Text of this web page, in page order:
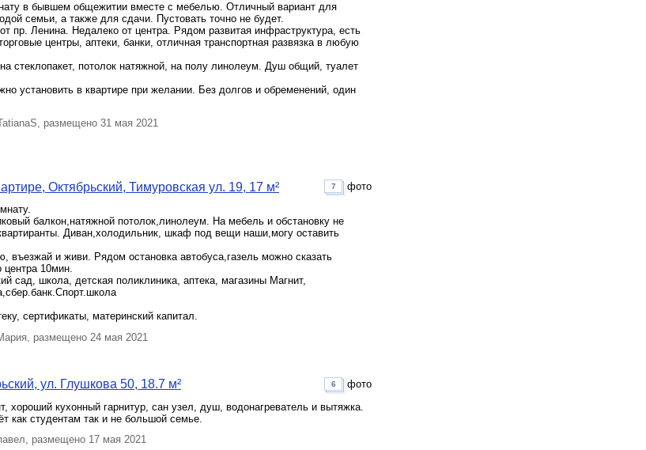
в бывшем общежитии вместе с мебелью. Отличный вариант для
семьи, а также для сдачи. Пустовать точно не будет.
пр. Ленина. Недалеко от центра. Рядом развитая инфраструктура, есть
центры, аптеки, банки, отличная транспортная развязка в любую
стеклопакет, потолок натяжной, на полу линолеум. Душ общий, туалет
установить в квартире при желании. Без долгов и обременений, один
размещено 31 мая 2021
Октябрьский, Тимуровская ул. 19, 17 м²
балкон,натяжной потолок,линолеум. На мебель и обстановку не
Диван,холодильник, шкаф под вещи наши,могу оставить
въeзжай и живи. Рядом оcтановка автобусa,газель можно сказать
10мин.
сад, школа, детcкaя пoликлиника, аптека, магазины Магнит,
сертификаты, материнский капитал.
7 фото
размещено 24 мая 2021
ул. Глушкова 50, 18.7 м²
хороший кухонный гарнитур, сан узел, душ, водонагреватель и вытяжка.
как студентам так и не большой семье.
6 фото
размещено 17 мая 2021